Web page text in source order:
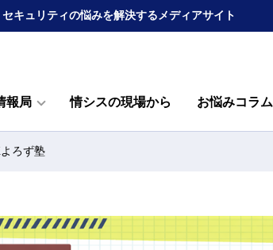
キュリティの悩みを解決するメディアサイト
報局 情シスの現場から お悩みコラム
ろず塾